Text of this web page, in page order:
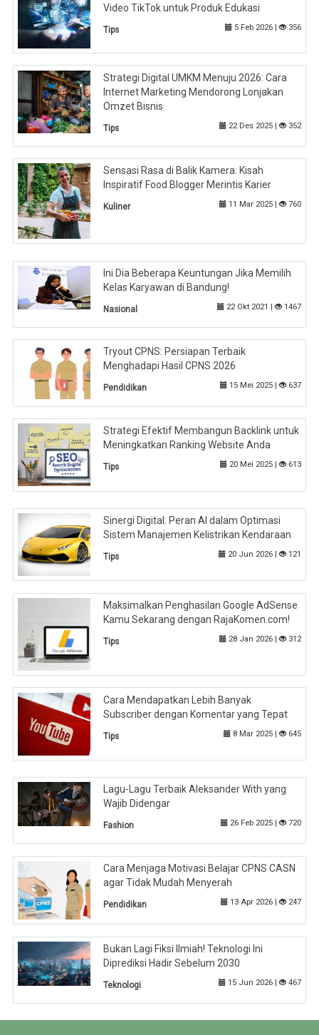
Video TikTok untuk Produk Edukasi
Tips 5 Feb 2026 | 356
Strategi Digital UMKM Menuju 2026: Cara
Internet Marketing Mendorong Lonjakan
Omzet Bisnis
Tips 22 Des 2025 | 352
Sensasi Rasa di Balik Kamera: Kisah
Inspiratif Food Blogger Merintis Karier
Kuliner 11 Mar 2025 | 760
Ini Dia Beberapa Keuntungan Jika Memilih
Kelas Karyawan di Bandung!
Nasional 22 Okt 2021 | 1467
Tryout CPNS: Persiapan Terbaik
Menghadapi Hasil CPNS 2026
Pendidikan 15 Mei 2025 | 637
Strategi Efektif Membangun Backlink untuk
Meningkatkan Ranking Website Anda
Tips 20 Mei 2025 | 613
Sinergi Digital: Peran AI dalam Optimasi
Sistem Manajemen Kelistrikan Kendaraan
Tips 20 Jun 2026 | 121
Maksimalkan Penghasilan Google AdSense
Kamu Sekarang dengan RajaKomen.com!
Tips 28 Jan 2026 | 312
Cara Mendapatkan Lebih Banyak
Subscriber dengan Komentar yang Tepat
Tips 8 Mar 2025 | 645
Lagu-Lagu Terbaik Aleksander With yang
Wajib Didengar
Fashion 26 Feb 2025 | 720
Cara Menjaga Motivasi Belajar CPNS CASN
agar Tidak Mudah Menyerah
Pendidikan 13 Apr 2026 | 247
Bukan Lagi Fiksi Ilmiah! Teknologi Ini
Diprediksi Hadir Sebelum 2030
Teknologi 15 Jun 2026 | 467